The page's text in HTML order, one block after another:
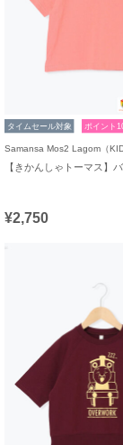
タイムセール対象 ポイント
Samansa Mos2 Lagom（
¥2,750